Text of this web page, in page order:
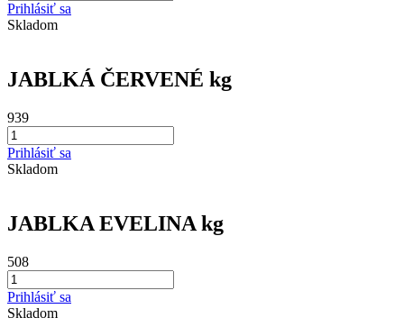
Prihlásiť sa
Skladom
JABLKÁ ČERVENÉ kg
939
Prihlásiť sa
Skladom
JABLKA EVELINA kg
508
Prihlásiť sa
Skladom